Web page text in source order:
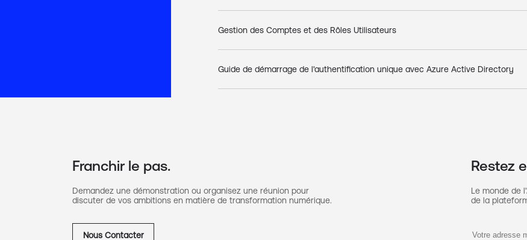
Gestion des Comptes et des Rôles Utilisateurs
Guide de démarrage de l'authentification unique avec Azure Active Directory
Franchir le pas.
Demandez une démonstration ou organisez une réunion pour
discuter de vos ambitions en matière de transformation numérique.
Nous Contacter
Restez
Le monde de
de la